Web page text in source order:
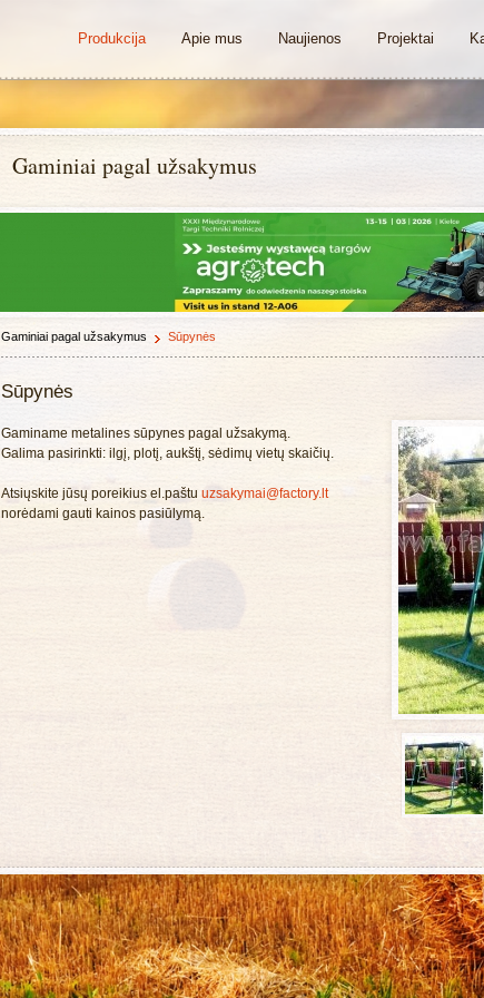
Produkcija Apie mus Naujienos Projektai
Gaminiai pagal užsakymus
Gaminiai pagal užsakymus Sūpynės
Sūpynės
Gaminame metalines sūpynes pagal užsakymą.
Galima pasirinkti: ilgį, plotį, aukštį, sėdimų vietų skaičių.
Atsiųskite jūsų poreikius el.paštu uzsakymai@factory.lt
norėdami gauti kainos pasiūlymą.